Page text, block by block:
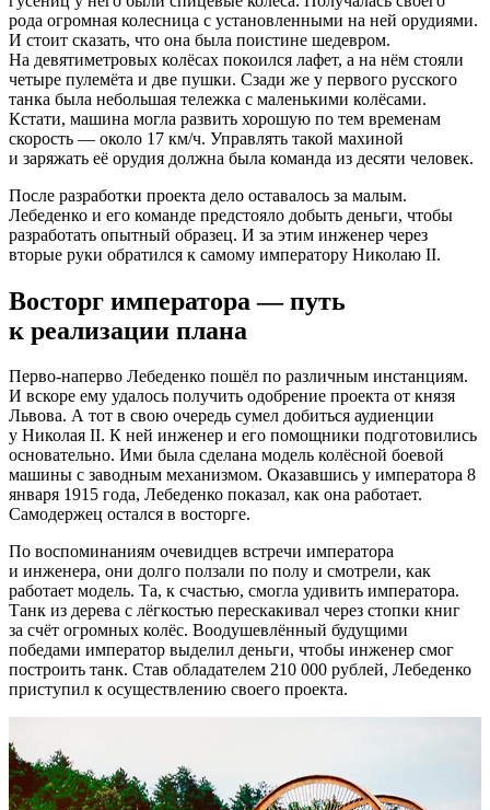
рода огромная колесница с установленными на ней орудиями.
И стоит сказать, что она была поистине шедевром.
На девятиметровых колёсах покоился лафет, а на нём стояли
четыре пулемёта и две пушки. Сзади же у первого русского
танка была небольшая тележка с маленькими колёсами.
Кстати, машина могла развить хорошую по тем временам
скорость — около 17 км/ч. Управлять такой махиной
и заряжать её орудия должна была команда из десяти человек.
После разработки проекта дело оставалось за малым.
Лебеденко и его команде предстояло добыть деньги, чтобы
разработать опытный образец. И за этим инженер через
вторые руки обратился к самому императору Николаю II.
Восторг императора — путь
к реализации плана
Перво-наперво Лебеденко пошёл по различным инстанциям.
И вскоре ему удалось получить одобрение проекта от князя
Львова. А тот в свою очередь сумел добиться аудиенции
у Николая II. К ней инженер и его помощники подготовились
основательно. Ими была сделана модель колёсной боевой
машины с заводным механизмом. Оказавшись у императора 8
января 1915 года, Лебеденко показал, как она работает.
Самодержец остался в восторге.
По воспоминаниям очевидцев встречи императора
и инженера, они долго ползали по полу и смотрели, как
работает модель. Та, к счастью, смогла удивить императора.
Танк из дерева с лёгкостью перескакивал через стопки книг
за счёт огромных колёс. Воодушевлённый будущими
победами император выделил деньги, чтобы инженер смог
построить танк. Став обладателем 210 000 рублей, Лебеденко
приступил к осуществлению своего проекта.